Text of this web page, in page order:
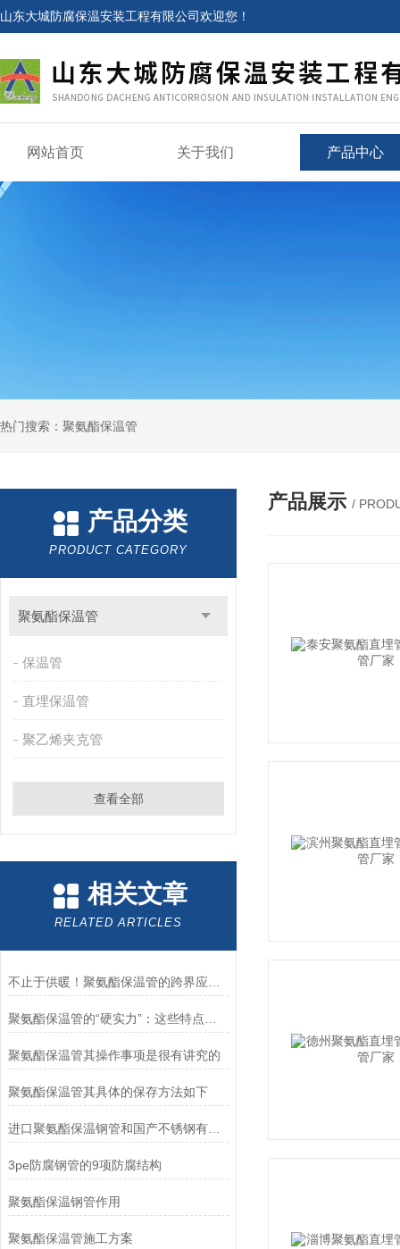
山东大城防腐保温安装工程有限公司欢迎您！
网站首页 关于我们 产品中心
热门搜索：聚氨酯保温管
产品分类
PRODUCT CATEGORY
聚氨酯保温管
保温管
直埋保温管
聚乙烯夹克管
查看全部
相关文章
RELATED ARTICLES
聚氨酯保温管其操作事项是很有讲究的
聚氨酯保温管其具体的保存方法如下
进口聚氨酯保温钢管和国产不锈钢有什么区别？
3pe防腐钢管的9项防腐结构
聚氨酯保温钢管作用
聚氨酯保温管施工方案
产品展示 /